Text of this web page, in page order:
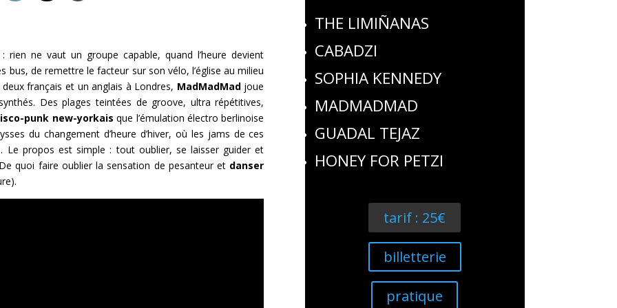
ne vaut un groupe capable, quand l’heure devient
de remettre le facteur sur son vélo, l’église au milieu
français et un anglais à Londres, MadMadMadjoue
Des plages teintées de groove, ultra répétitives,
punk new-yorkais que l’émulation électro berlinoise
du changement d’heure d’hiver, où les jams de ces
Le propos est simple : tout oublier, se laisser guider et
quoi faire oublier la sensation de pesanteur et danser
THE LIMIÑANAS
CABADZI
SOPHIA KENNEDY
MADMADMAD
GUADAL TEJAZ
HONEY FOR PETZI
tarif : 25€
billetterie
pratique